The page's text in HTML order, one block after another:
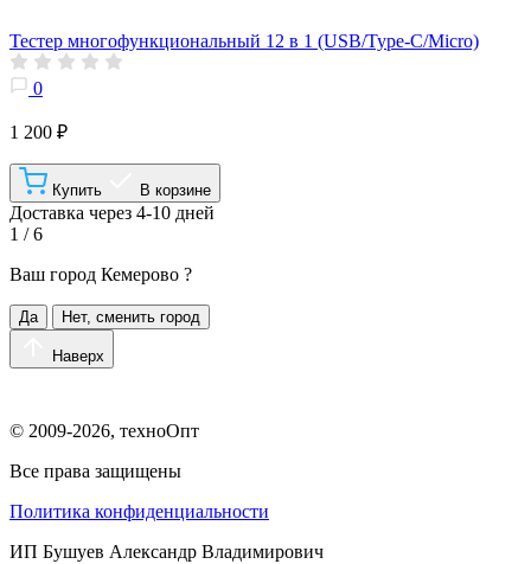
Тестер многофункциональный 12 в 1 (USB/Type-C/Micro)
0
1 200 ₽
Купить В корзине
Доставка через 4-10 дней
1 / 6
Ваш город Кемерово ?
Да Нет, сменить город
Наверх
© 2009-2026, техноОпт
Все права защищены
Политика конфиденциальности
ИП Бушуев Александр Владимирович